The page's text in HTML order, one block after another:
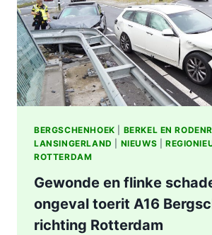
BIJ
BERGSCHENHOEK
BERGSCHENHOEK BERKEL EN
LANSINGERLAND
NIEUWS
ROTTERDAM
Gewonde en flinke
ongeval toerit A16
richting Rotterdam